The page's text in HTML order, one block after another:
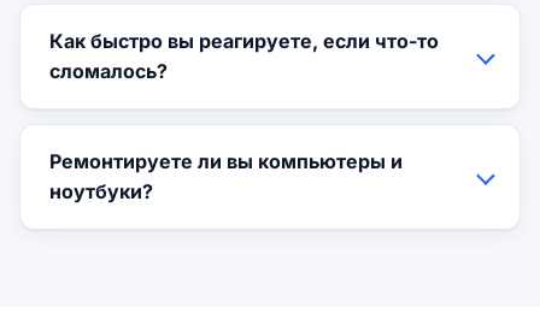
Как быстро вы реагируете, если что-то
сломалось?
Ремонтируете ли вы компьютеры и
ноутбуки?